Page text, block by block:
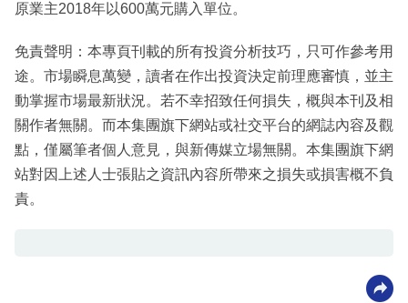
原業主2018年以600萬元購入單位。
免責聲明：本專頁刊載的所有投資分析技巧，只可作參考用
途。市場瞬息萬變，讀者在作出投資決定前理應審慎，並主
動掌握市場最新狀況。若不幸招致任何損失，概與本刊及相
關作者無關。而本集團旗下網站或社交平台的網誌內容及觀
點，僅屬筆者個人意見，與新傳媒立場無關。本集團旗下網
站對因上述人士張貼之資訊內容所帶來之損失或損害概不負
責。